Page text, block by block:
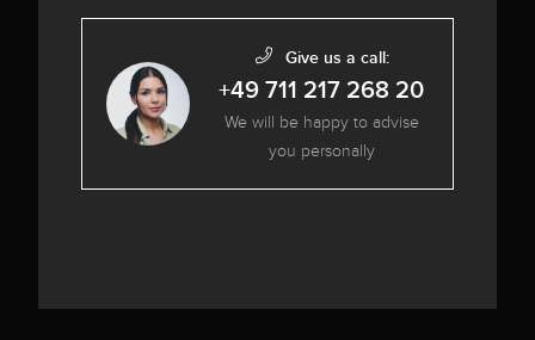
Give us a call:
+49 711 217 268 20
We will be happy to advise
you personally